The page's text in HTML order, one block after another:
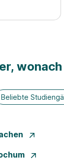
Beliebte